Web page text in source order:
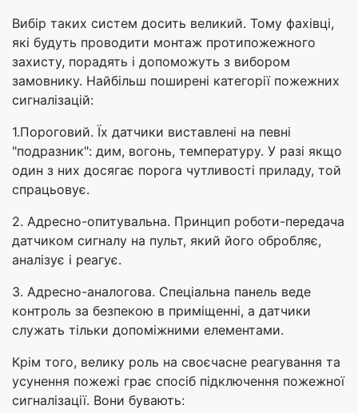
Вибір таких систем досить великий. Тому фахівці,
які будуть проводити монтаж протипожежного
захисту, порадять і допоможуть з вибором
замовнику. Найбільш поширені категорії пожежних
сигналізацій:
1.Пороговий. Їх датчики виставлені на певні
"подразник": дим, вогонь, температуру. У разі якщо
один з них досягає порога чутливості приладу, той
спрацьовує.
2. Адресно-опитувальна. Принцип роботи-передача
датчиком сигналу на пульт, який його обробляє,
аналізує і реагує.
3. Адресно-аналогова. Спеціальна панель веде
контроль за безпекою в приміщенні, а датчики
служать тільки допоміжними елементами.
Крім того, велику роль на своєчасне реагування та
усунення пожежі грає спосіб підключення пожежної
сигналізації. Вони бувають: